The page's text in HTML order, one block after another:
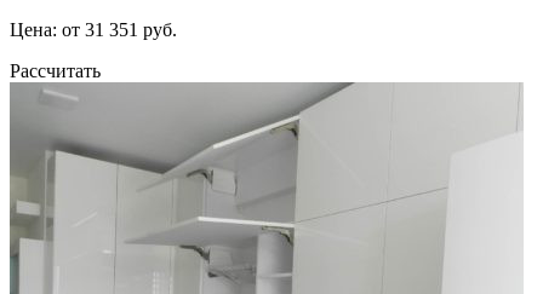
Цена: от 31 351 руб.
Рассчитать